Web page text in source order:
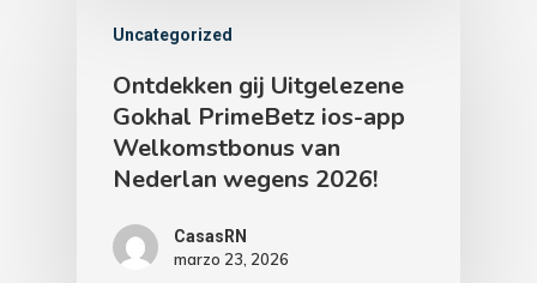
Uncategorized
Ontdekken gij Uitgelezene
Gokhal PrimeBetz ios-app
Welkomstbonus van
Nederlan wegens 2026!
CasasRN
marzo 23, 2026